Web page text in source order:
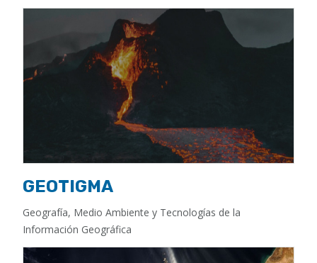
GEOTIGMA
Geografía, Medio Ambiente y Tecnologías de la
Información Geográfica